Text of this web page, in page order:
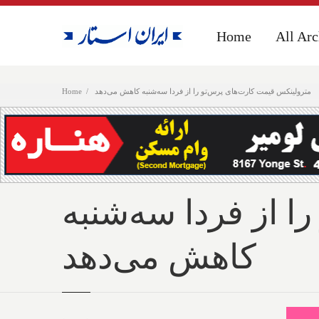
Home مترولینکس قیمت کارت‌های پرس‌تو را از فردا سه‌شنبه کاهش می‌دهد
Home All
Home All
از فردا سه‌شنبه
کاهش می‌دهد